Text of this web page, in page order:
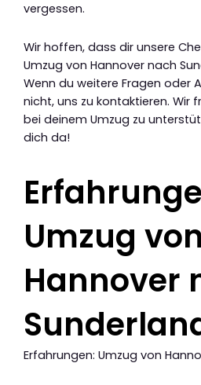
vergessen.
Wir hoffen, dass dir unsere
Umzug von Hannover nach
Wenn du weitere Fragen oder
nicht, uns zu kontaktieren. Wir
bei deinem Umzug zu
dich da!
Umzug von
Hannover
Erfahrungen: Umzug von